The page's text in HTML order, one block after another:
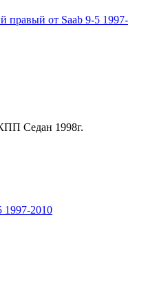
правый от Saab 9-5 1997-
Седан 1998г.
1997-2010